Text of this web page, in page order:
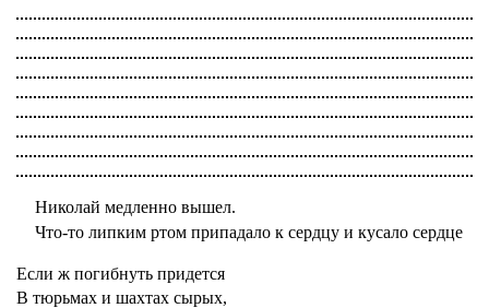
Николай медленно вышел.
Что-то липким ртом припадало к сердцу и кусало сердце
Если ж погибнуть придется
В тюрьмах и шахтах сырых,